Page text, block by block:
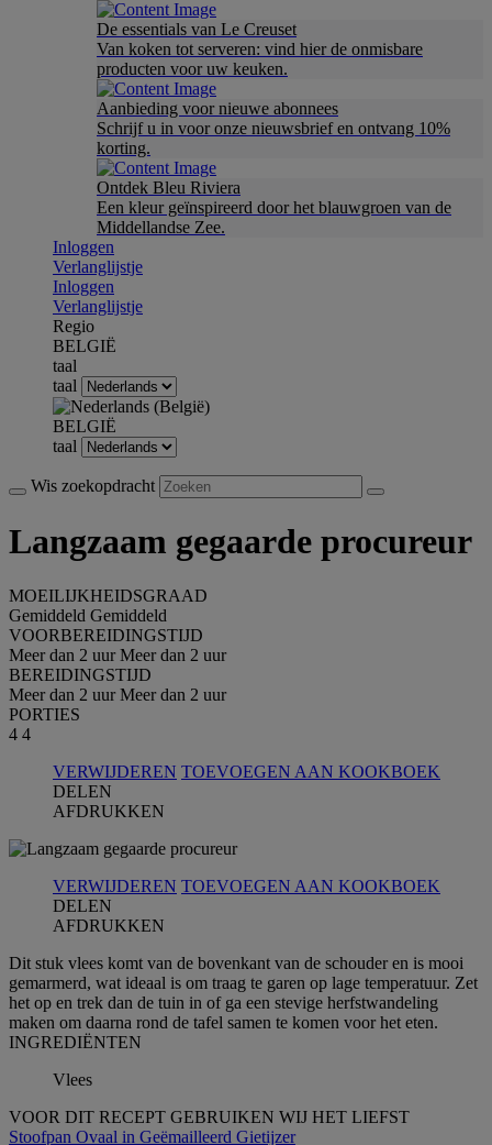
De essentials van Le Creuset
Van koken tot serveren: vind hier de onmisbare
producten voor uw keuken.
Aanbieding voor nieuwe abonnees
Schrijf u in voor onze nieuwsbrief en ontvang 10%
korting.
Ontdek Bleu Riviera
Een kleur geïnspireerd door het blauwgroen van de
Middellandse Zee.
Inloggen
Verlanglijstje
Inloggen
Verlanglijstje
Regio
BELGIË
taal
taal
BELGIË
taal
Wis zoekopdracht
Langzaam gegaarde procureur
MOEILIJKHEIDSGRAAD
Gemiddeld Gemiddeld
VOORBEREIDINGSTIJD
Meer dan 2 uur Meer dan 2 uur
BEREIDINGSTIJD
Meer dan 2 uur Meer dan 2 uur
PORTIES
4 4
VERWIJDEREN TOEVOEGEN AAN KOOKBOEK
DELEN
AFDRUKKEN
VERWIJDEREN TOEVOEGEN AAN KOOKBOEK
DELEN
AFDRUKKEN
Dit stuk vlees komt van de bovenkant van de schouder en is mooi
gemarmerd, wat ideaal is om traag te garen op lage temperatuur. Zet
het op en trek dan de tuin in of ga een stevige herfstwandeling
maken om daarna rond de tafel samen te komen voor het eten.
INGREDIЁNTEN
Vlees
VOOR DIT RECEPT GEBRUIKEN WIJ HET LIEFST
Stoofpan Ovaal in Geëmailleerd Gietijzer